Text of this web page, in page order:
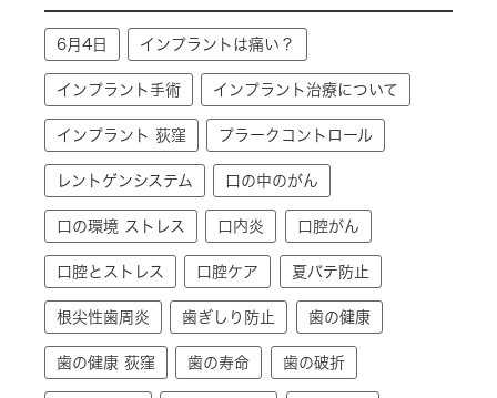
6月4日 インプラントは痛い？
インプラント手術 インプラント治療について
インプラント 荻窪 プラークコントロール
レントゲンシステム 口の中のがん
口の環境 ストレス 口内炎 口腔がん
口腔とストレス 口腔ケア 夏バテ防止
根尖性歯周炎 歯ぎしり防止 歯の健康
歯の健康 荻窪 歯の寿命 歯の破折